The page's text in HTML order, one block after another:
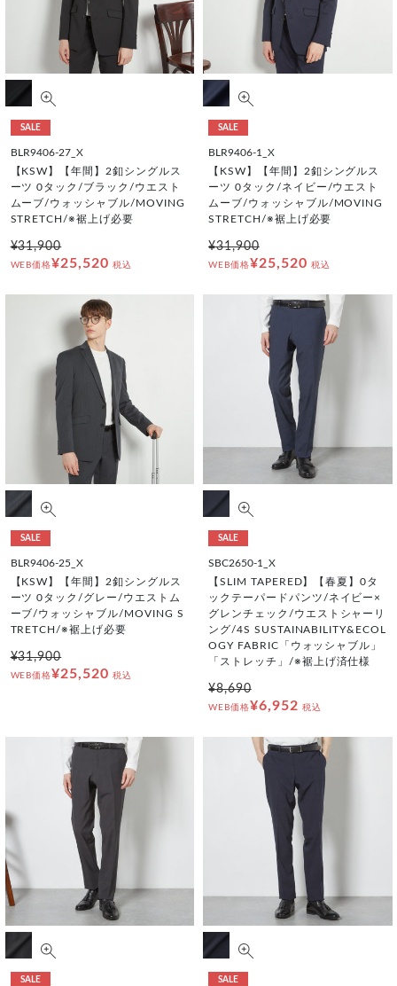
SALE
BLR9406-27_X
【KSW】【年間】2釦シングルス
ーツ 0タック/ブラック/ウエスト
ムーブ/ウォッシャブル/MOVING
STRETCH/※裾上げ必要
¥31,900
WEB価格¥25,520 税込
SALE
BLR9406-1_X
【KSW】【年間】2釦シングルス
ーツ 0タック/ネイビー/ウエスト
ムーブ/ウォッシャブル/MOVING
STRETCH/※裾上げ必要
¥31,900
WEB価格¥25,520 税込
SALE
BLR9406-25_X
【KSW】【年間】2釦シングルス
ーツ 0タック/グレー/ウエストム
ーブ/ウォッシャブル/MOVING S
TRETCH/※裾上げ必要
¥31,900
WEB価格¥25,520 税込
SALE
SBC2650-1_X
【SLIM TAPERED】【春夏】0タ
ックテーパードパンツ/ネイビー×
グレンチェック/ウエストシャーリ
ング/4S SUSTAINABILITY&ECOL
OGY FABRIC「ウォッシャブル」
「ストレッチ」/※裾上げ済仕様
¥8,690
WEB価格¥6,952 税込
SALE SALE